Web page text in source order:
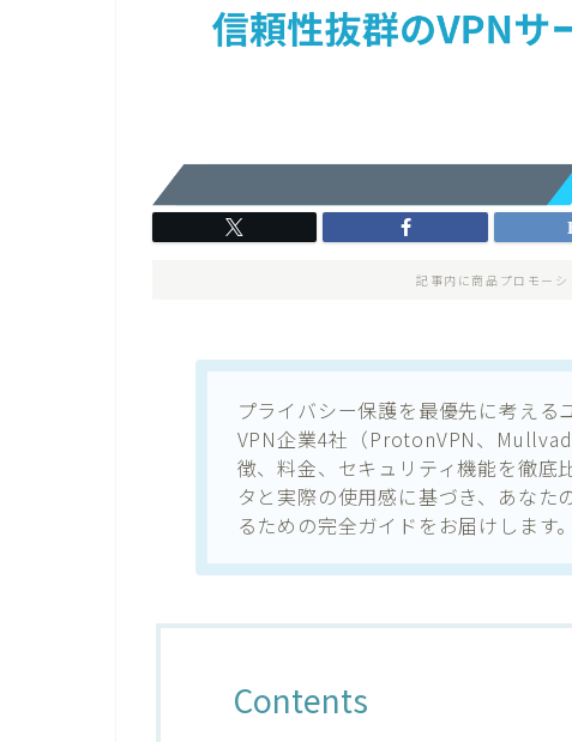
記事内に商品プロモー
プライバシー保護を最優先に考え
VPN企業4社（ProtonVPN、
徴、料金、セキュリティ機能を徹底
タと実際の使用感に基づき、あなた
るための完全ガイドをお届けします。
Contents